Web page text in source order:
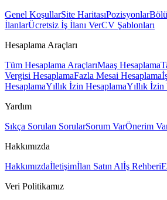
Genel KoşullarSite HaritasıPozisyonlar
İlanlarÜcretsiz İş İlanı VerCV Şablonları
Hesaplama Araçları
Tüm Hesaplama AraçlarıMaaş Hesaplama
Vergisi HesaplamaFazla Mesai Hesaplama
HesaplamaYıllık İzin HesaplamaYıllık İzin
Yardım
Sıkça Sorulan SorularSorum VarÖnerim
Hakkımızda
Hakkımızdaİletişimİlan Satın Alİş Rehberi
Veri Politikamız